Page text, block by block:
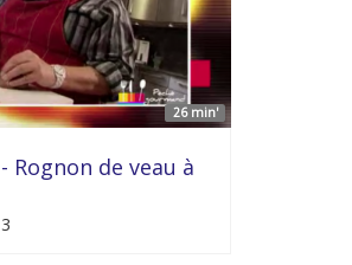
26 min'
Rognon de veau à